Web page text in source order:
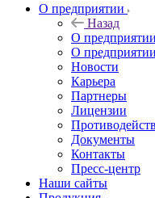
О предприятии
Назад
О предприятии
О предприятии
Новости
Карьера
Партнеры
Лицензии
Документы
Контакты
Пресс-центр
Наши сайты